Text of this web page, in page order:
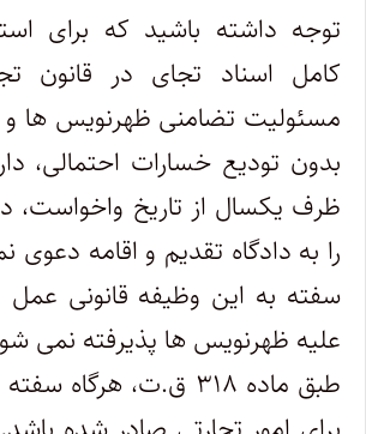
توجه داشته باشید که برای
کامل اسناد تجای در قانون
مسئولیت تضامنی ظهرنویس ها و
بدون تودیع خسارات احتمالی،
ظرف یکسال از تاریخ واخواست،
را به دادگاه تقدیم و اقامه دعوی
سفته به این وظیفه قانونی عمل
علیه ظهرنویس ها پذیرفته نمی
طبق ماده ۳۱۸ ق.ت،